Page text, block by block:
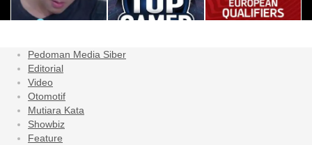
Pedoman Media Siber
Editorial
Video
Otomotif
Mutiara Kata
Showbiz
Feature